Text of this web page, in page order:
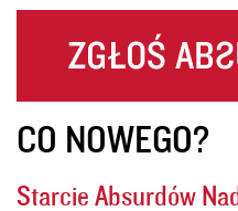
CO NOWEGO?
Starcie Absurdów